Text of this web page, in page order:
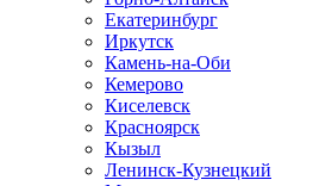
Екатеринбург
Иркутск
Камень-на-Оби
Кемерово
Киселевск
Красноярск
Кызыл
Ленинск-Кузнецкий